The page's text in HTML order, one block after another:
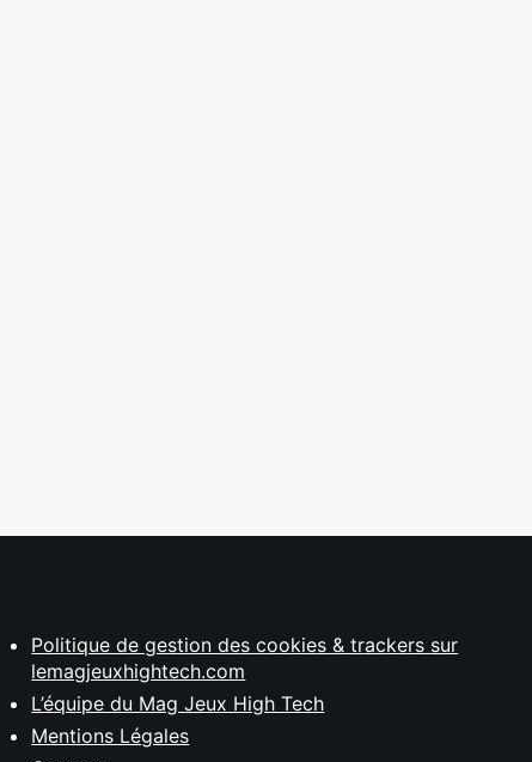
Politique de gestion des cookies & trackers sur
lemagjeuxhightech.com
L’équipe du Mag Jeux High Tech
Mentions Légales